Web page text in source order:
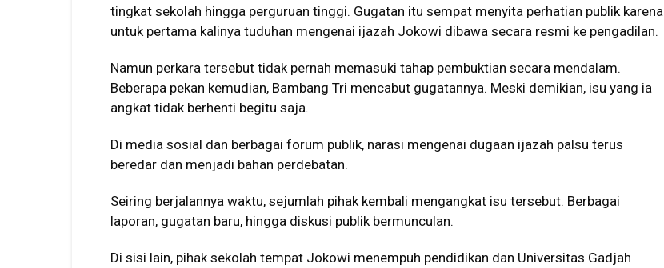
tingkat sekolah hingga perguruan tinggi. Gugatan itu sempat menyita perhatian publik karena
untuk pertama kalinya tuduhan mengenai ijazah Jokowi dibawa secara resmi ke pengadilan.
Namun perkara tersebut tidak pernah memasuki tahap pembuktian secara mendalam.
Beberapa pekan kemudian, Bambang Tri mencabut gugatannya. Meski demikian, isu yang ia
angkat tidak berhenti begitu saja.
Di media sosial dan berbagai forum publik, narasi mengenai dugaan ijazah palsu terus
beredar dan menjadi bahan perdebatan.
Seiring berjalannya waktu, sejumlah pihak kembali mengangkat isu tersebut. Berbagai
laporan, gugatan baru, hingga diskusi publik bermunculan.
Di sisi lain, pihak sekolah tempat Jokowi menempuh pendidikan dan Universitas Gadjah